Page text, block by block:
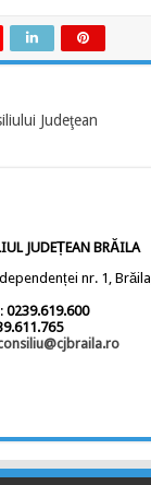
Judeţean
JUDEȚEAN BRĂILA
nr. 1,
0239.619.600